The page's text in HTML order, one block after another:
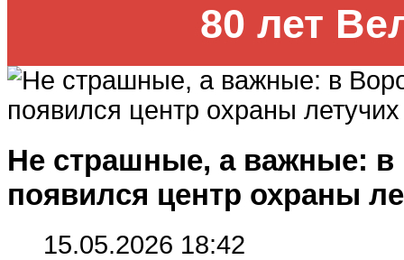
80 лет
Не страшные, а важные: в
появился центр охраны
15.05.2026 18:42